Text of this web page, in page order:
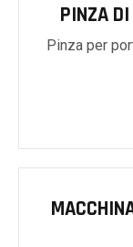
PINZA
Pinza per